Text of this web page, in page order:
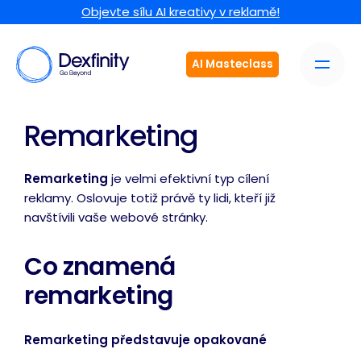
Objevte sílu AI kreativy v reklamě!
AI Masteclass
Remarketing
Remarketing je velmi efektivní typ cílení
reklamy. Oslovuje totiž právě ty lidi, kteří již
navštívili vaše webové stránky.
Co znamená
remarketing
Remarketing představuje opakované